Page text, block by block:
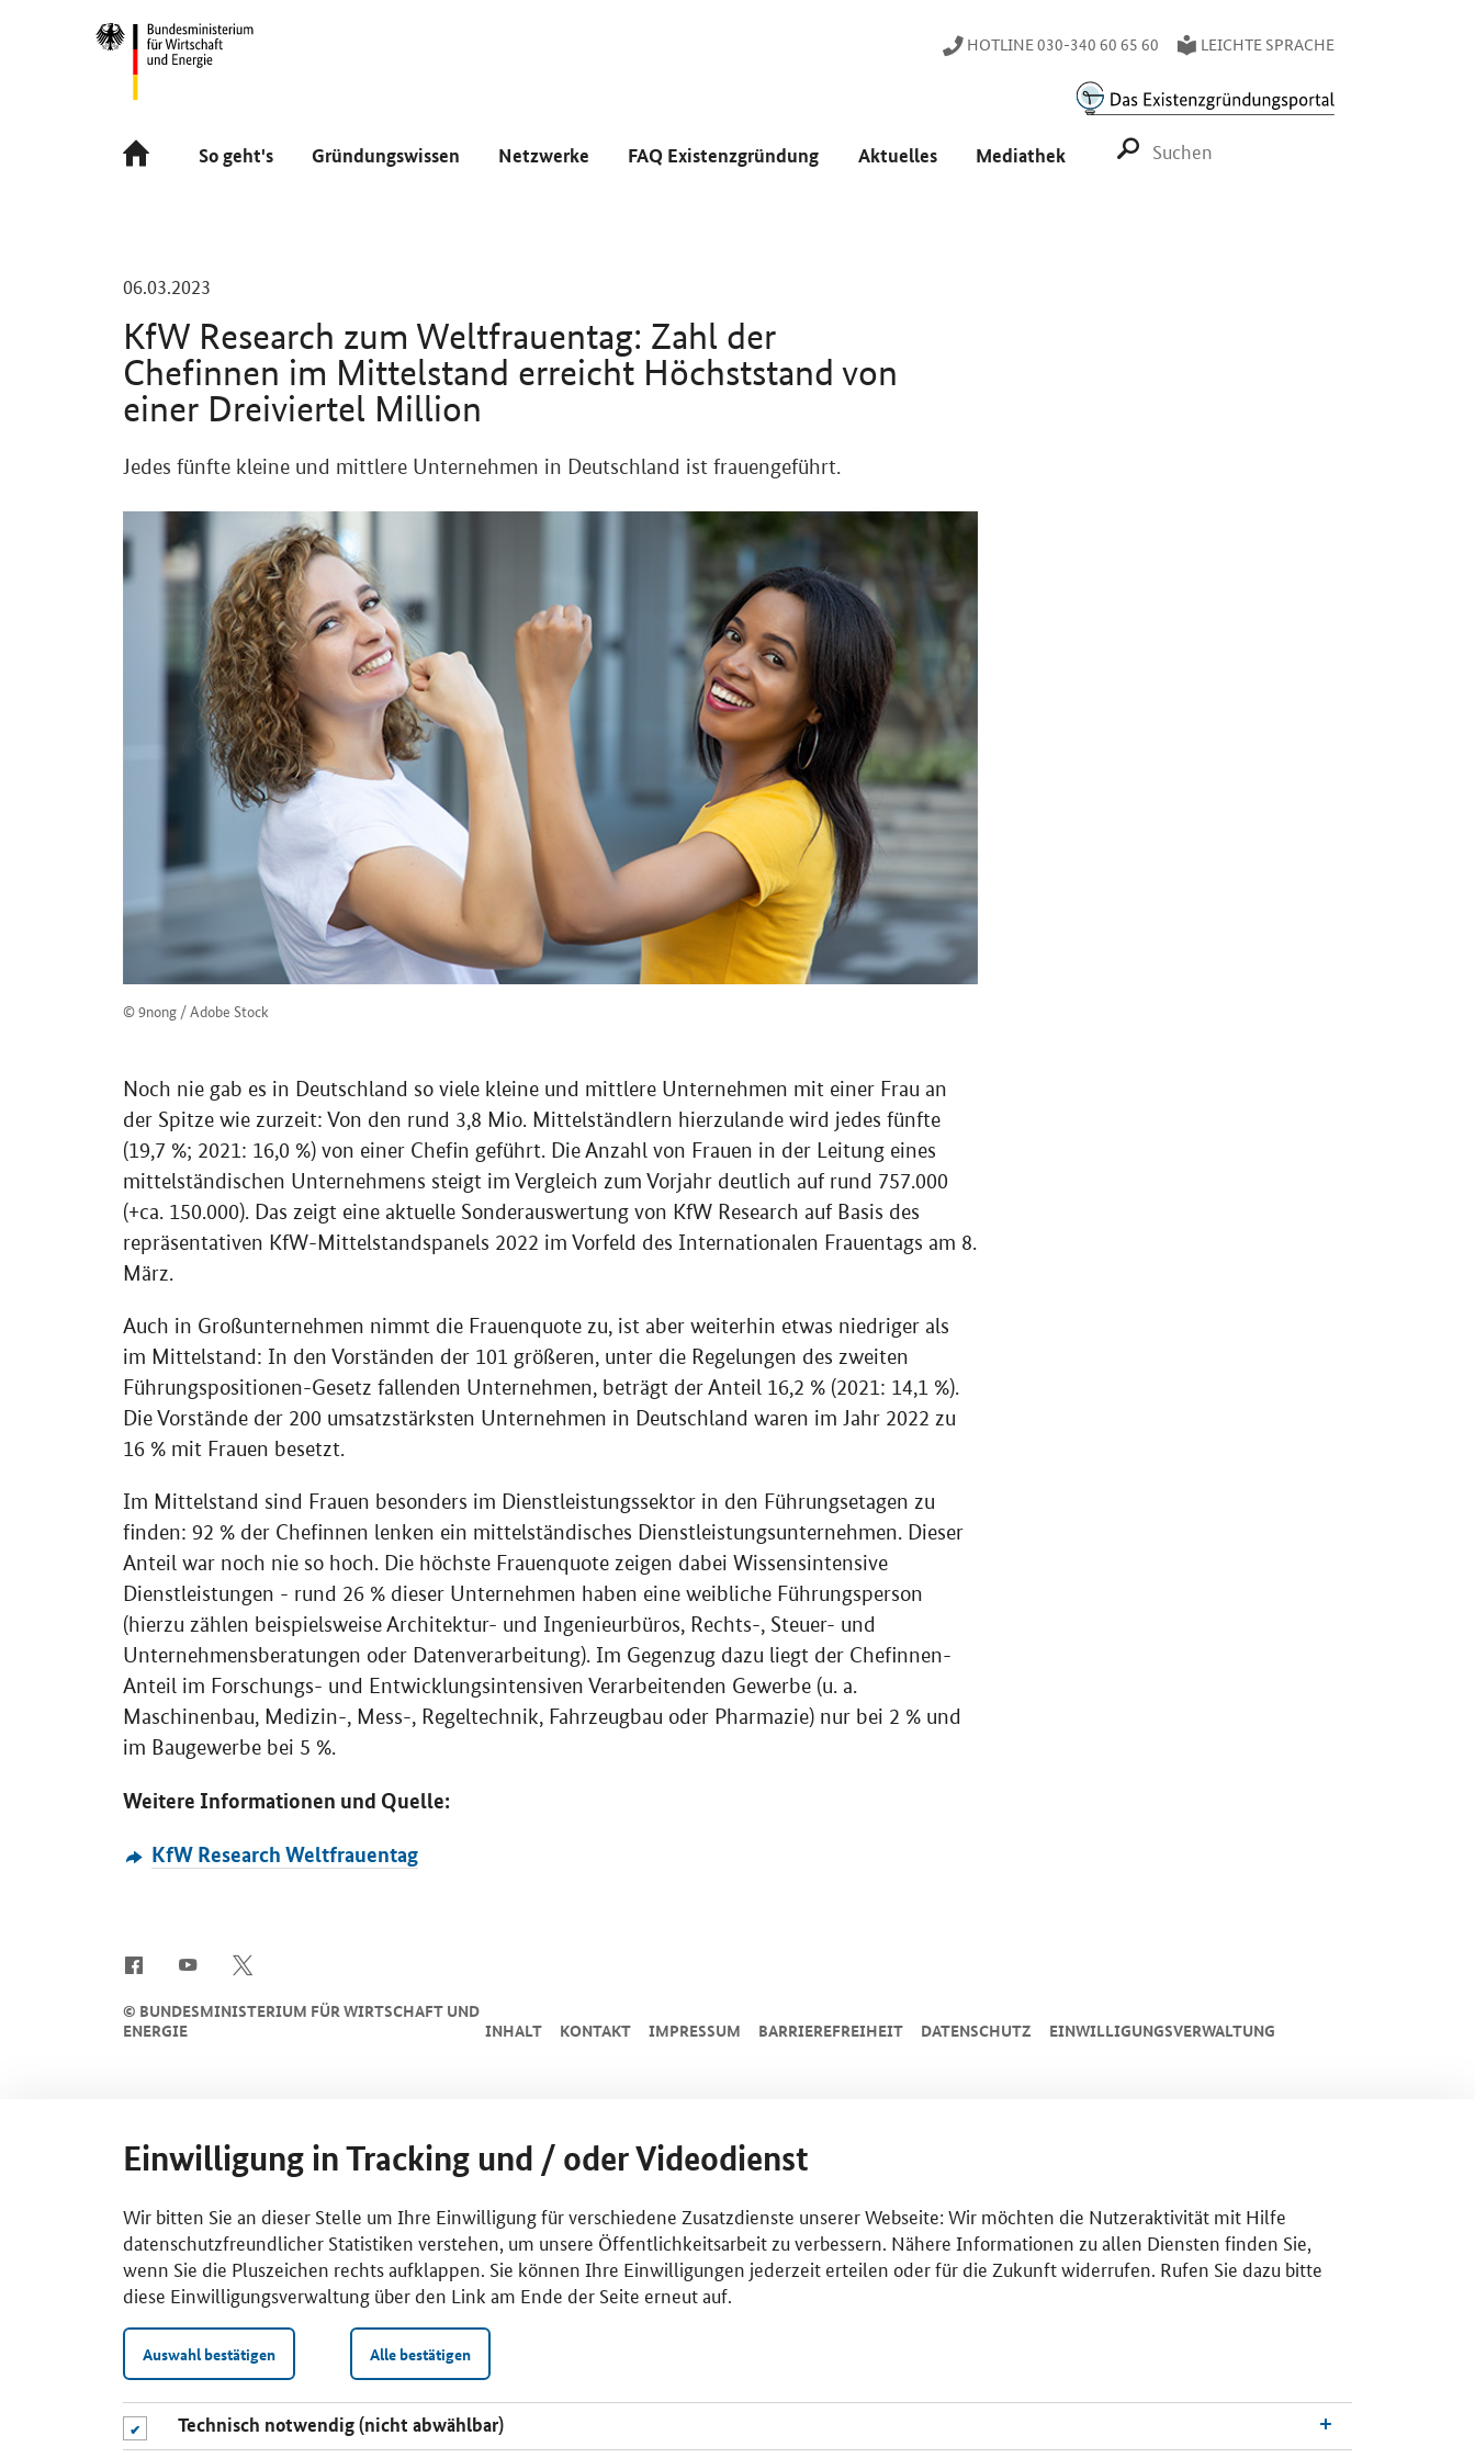
Navigation
Hauptmenü HOTLINE 030-340 60 65 60 LEICHTE SPRACHE
So geht's Gründungswissen Netzwerke FAQ Existenzgründung Aktuelles Mediathek SUCHE STARTEN
06.03.2023
KfW Research zum Weltfrauentag: Zahl der
Chefinnen im Mittelstand erreicht Höchststand von
einer Dreiviertel Million
Jedes fünfte kleine und mittlere Unternehmen in Deutschland ist frauengeführt.
© 9nong / Adobe Stock
Noch nie gab es in Deutschland so viele kleine und mittlere Unternehmen mit einer Frau an
der Spitze wie zurzeit: Von den rund 3,8 Mio. Mittelständlern hierzulande wird jedes fünfte
(19,7 %; 2021: 16,0 %) von einer Chefin geführt. Die Anzahl von Frauen in der Leitung eines
mittelständischen Unternehmens steigt im Vergleich zum Vorjahr deutlich auf rund 757.000
(+ca. 150.000). Das zeigt eine aktuelle Sonderauswertung von KfW Research auf Basis des
repräsentativen KfW-Mittelstandspanels 2022 im Vorfeld des Internationalen Frauentags am 8.
März.
Auch in Großunternehmen nimmt die Frauenquote zu, ist aber weiterhin etwas niedriger als
im Mittelstand: In den Vorständen der 101 größeren, unter die Regelungen des zweiten
Führungspositionen-Gesetz fallenden Unternehmen, beträgt der Anteil 16,2 % (2021: 14,1 %).
Die Vorstände der 200 umsatzstärksten Unternehmen in Deutschland waren im Jahr 2022 zu
16 % mit Frauen besetzt.
Im Mittelstand sind Frauen besonders im Dienstleistungssektor in den Führungsetagen zu
finden: 92 % der Chefinnen lenken ein mittelständisches Dienstleistungsunternehmen. Dieser
Anteil war noch nie so hoch. Die höchste Frauenquote zeigen dabei Wissensintensive
Dienstleistungen - rund 26 % dieser Unternehmen haben eine weibliche Führungsperson
(hierzu zählen beispielsweise Architektur- und Ingenieurbüros, Rechts-, Steuer- und
Unternehmensberatungen oder Datenverarbeitung). Im Gegenzug dazu liegt der Chefinnen-
Anteil im Forschungs- und Entwicklungsintensiven Verarbeitenden Gewerbe (u. a.
Maschinenbau, Medizin-, Mess-, Regeltechnik, Fahrzeugbau oder Pharmazie) nur bei 2 % und
im Baugewerbe bei 5 %.
Weitere Informationen und Quelle:
KfW Research Weltfrauentag
© BUNDESMINISTERIUM FÜR WIRTSCHAFT UND
ENERGIE
INHALT KONTAKT IMPRESSUM BARRIEREFREIHEIT DATENSCHUTZ EINWILLIGUNGSVERWALTUNG
Einwilligung in Tracking und / oder Videodienst
Wir bitten Sie an dieser Stelle um Ihre Einwilligung für verschiedene Zusatzdienste unserer Webseite: Wir möchten die Nutzeraktivität mit Hilfe
datenschutzfreundlicher Statistiken verstehen, um unsere Öffentlichkeitsarbeit zu verbessern. Nähere Informationen zu allen Diensten finden Sie,
wenn Sie die Pluszeichen rechts aufklappen. Sie können Ihre Einwilligungen jederzeit erteilen oder für die Zukunft widerrufen. Rufen Sie dazu bitte
diese Einwilligungsverwaltung über den Link am Ende der Seite erneut auf.
Auswahl bestätigen Alle bestätigen
Technisch notwendig (nicht abwählbar)